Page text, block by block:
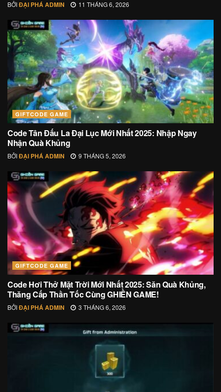
BỞIĐẠI PHÁ ADMIN 11 THÁNG 6, 2026
GIFTCODE GAME
Code Tân Đấu La Đại Lục Mới Nhất 2025: Nhập Ngay
Nhận Quà Khủng
BỞIĐẠI PHÁ ADMIN 9 THÁNG 5, 2026
GIFTCODE GAME
Code Hơi Thở Mặt Trời Mới Nhất 2025: Săn Quà Khủng,
Thăng Cấp Thần Tốc Cùng GHIỀN GAME!
BỞIĐẠI PHÁ ADMIN 3 THÁNG 6, 2026